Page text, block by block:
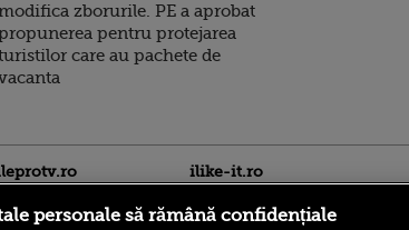
zborurile. PE a aprobat
pentru protejarea
care au pachete de
ilike-it.ro
personale să rămână confidențiale